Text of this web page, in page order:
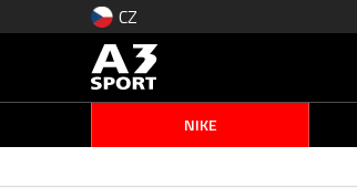
CZ
NIKE